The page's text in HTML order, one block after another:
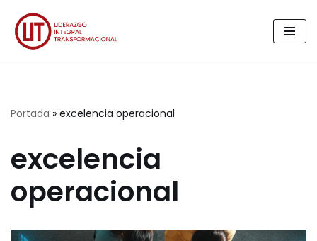
Saltar
Portada » excelencia operacional
excelencia
operacional